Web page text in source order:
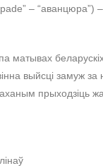
– “аванцюра”)
матывах
выйсці замуж
прыходзіць